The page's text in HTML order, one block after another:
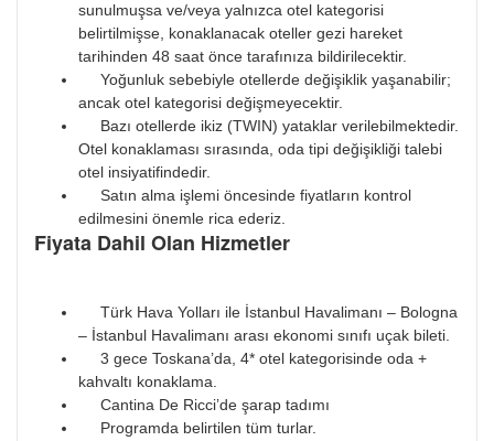
sunulmuşsa ve/veya yalnızca otel kategorisi
belirtilmişse, konaklanacak oteller gezi hareket
tarihinden 48 saat önce tarafınıza bildirilecektir.
Yoğunluk sebebiyle otellerde değişiklik yaşanabilir;
ancak otel kategorisi değişmeyecektir.
Bazı otellerde ikiz (TWIN) yataklar verilebilmektedir.
Otel konaklaması sırasında, oda tipi değişikliği talebi
otel insiyatifindedir.
Satın alma işlemi öncesinde fiyatların kontrol
edilmesini önemle rica ederiz.
Fiyata Dahil Olan Hizmetler
Türk Hava Yolları ile İstanbul Havalimanı – Bologna
– İstanbul Havalimanı arası ekonomi sınıfı uçak bileti.
3 gece Toskana’da, 4* otel kategorisinde oda +
kahvaltı konaklama.
Cantina De Ricci’de şarap tadımı
Programda belirtilen tüm turlar.